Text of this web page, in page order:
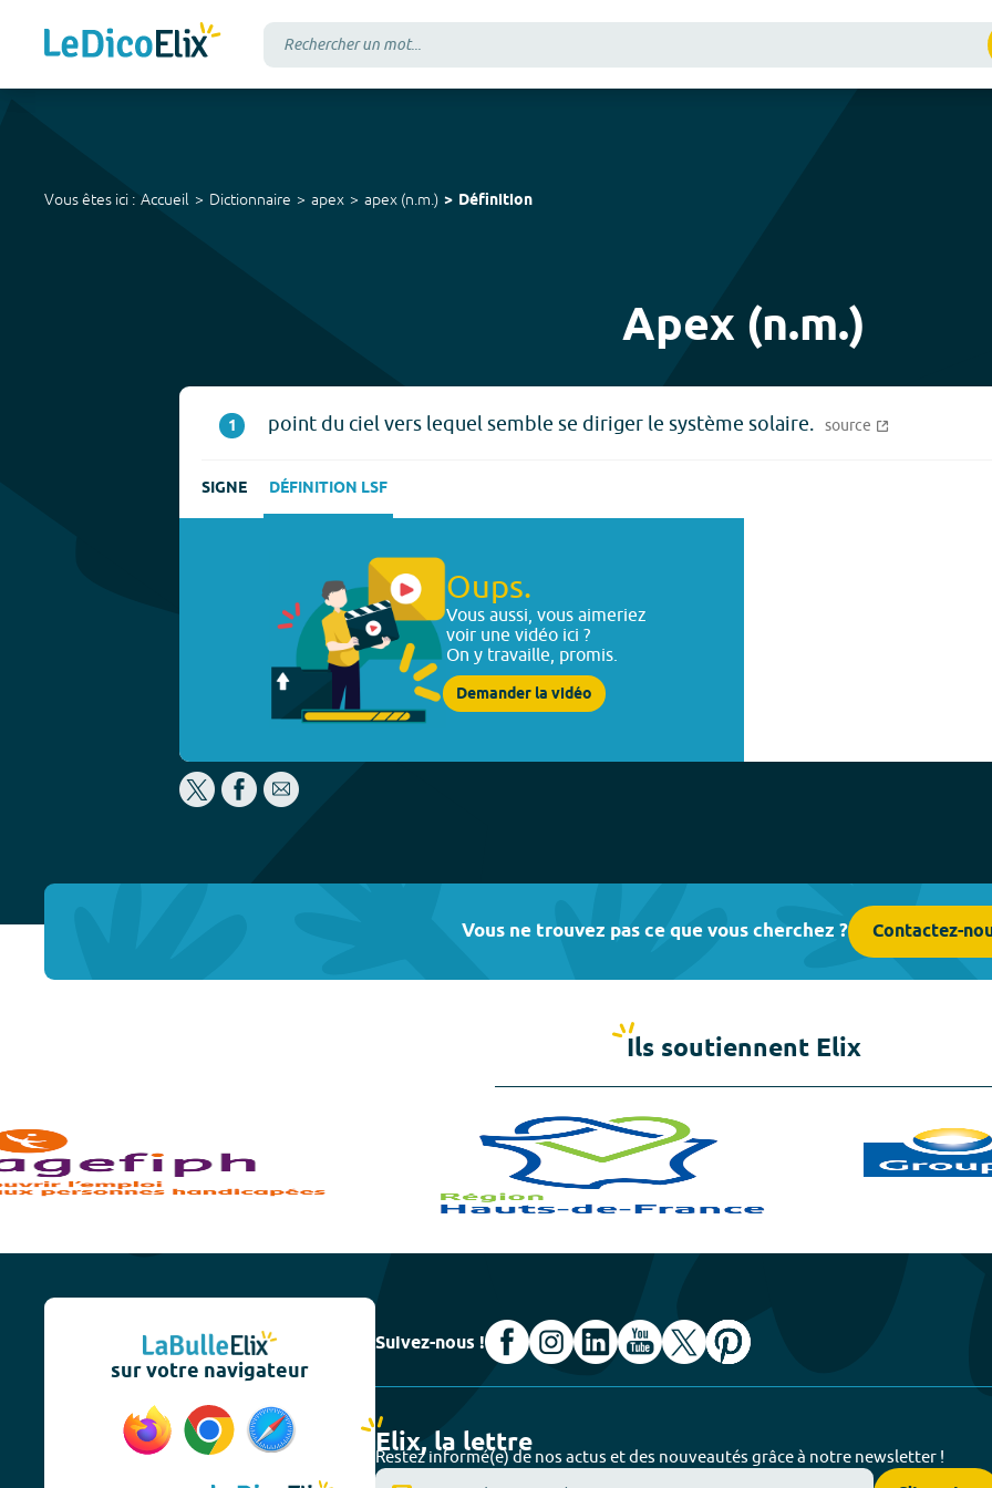
Vous êtes ici : Accueil Dictionnaire apex apex (n.m. ) Définition
Apex (n.m.)
1 point du ciel vers lequel semble se diriger le système solaire. source
SIGNE DÉFINITION LSF
Oups.
Vous aussi, vous aimeriez
voir une vidéo ici ?
On y travaille, promis.
Demander la vidéo
Vous ne trouvez pas ce que vous cherchez ? Contactez-
Ils soutiennent Elix
sur votre navigateur
Suivez-nous !
Elix, la lettre
Restez informé(e) de nos actus et des nouveautés grâce à notre newsletter !